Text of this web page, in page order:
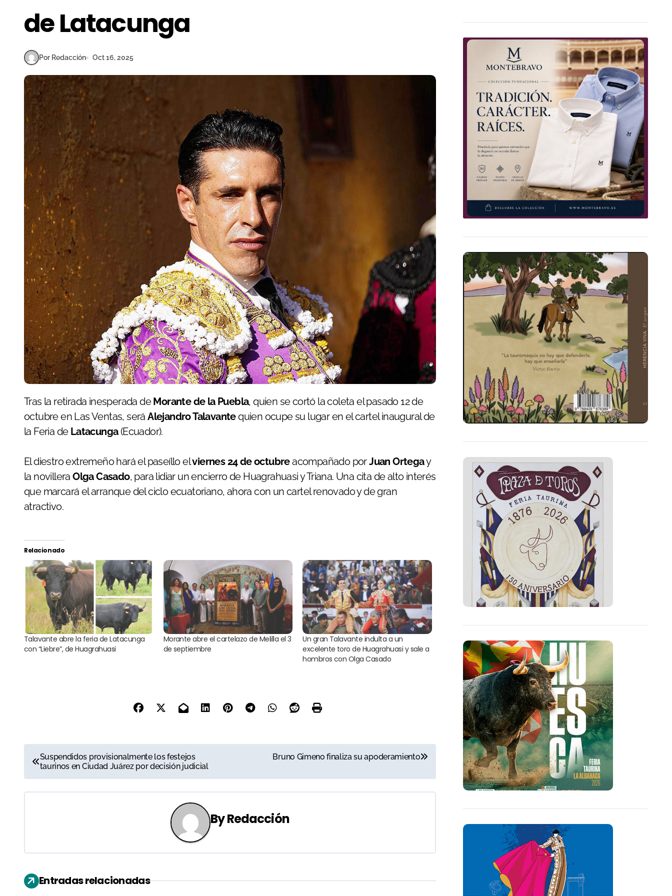
de Latacunga
Por Redacción Oct 16, 2025
Tras la retirada inesperada deMorante de la Puebla, quien se cortó la coleta el pasado 12 de
octubre en Las Ventas, seráAlejandro Talavantequien ocupe su lugar en el cartel inaugural de
la Feria de Latacunga(Ecuador).
El diestro extremeño hará el paseíllo elviernes 24 de octubreacompañado porJuan Ortegay
la novilleraOlga Casado, para lidiar un encierro de Huagrahuasi y Triana. Una cita de alto interés
que marcará el arranque del ciclo ecuatoriano, ahora con un cartel renovado y de gran
atractivo.
Relacionado
Talavante abre la feria de Latacunga
con “Liebre”, de Huagrahuasi
Morante abre el cartelazo de Melilla el 3
de septiembre
Un gran Talavante indulta a un
excelente toro de Huagrahuasi y sale a
hombros con Olga Casado
N
a
v
a
c
Suspendidos provisionalmente los festejos
taurinos en Ciudad Juárez por decisión judicial
Bruno Gimeno finaliza su apoderamiento
ByRedacción
Entradas relacionadas